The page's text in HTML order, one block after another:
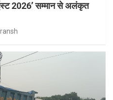
2026’ सम्मान से अलंकृत